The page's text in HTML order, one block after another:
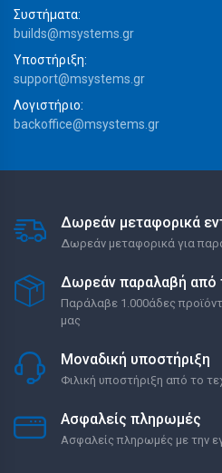
Συστήματα:
builds@msystems.gr
Υποστήριξη:
support@msystems.gr
Λογιστήριο:
backoffice@msystems.gr
Δωρεάν μεταφορικά
Δωρεάν μεταφορικά για
Δωρεάν παραλαβή από
Παράλαβε 1.000άδες
μας
Μοναδική υποστήριξη
Φιλική υποστήριξη από το
Ασφαλείς πληρωμές
Ασφαλείς πληρωμές με την